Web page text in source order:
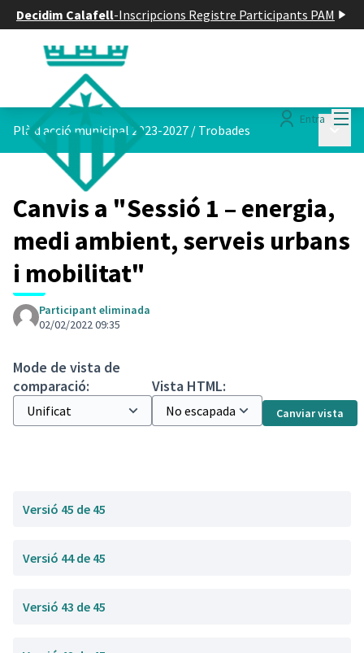
Decidim Calafell-Inscripcions Registre Participants PAM
Entra
Plà d acció municipal 2023-2027 / Trobades
Canvis a "Sessió 1 – energia,
medi ambient, serveis urbans
i mobilitat"
Participant eliminada
02/02/2022 09:35
Mode de vista de
comparació:
Vista HTML:
Canviar vista
Versió 45 de 45
Versió 44 de 45
Versió 43 de 45